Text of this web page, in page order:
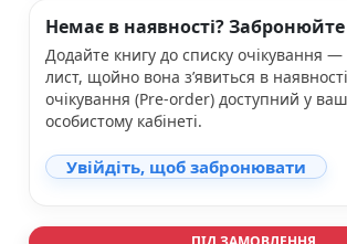
Фантастика та фентезі
Жахи та трилери
Саморозвиток, мотивація,
Бізнес Менеджмент Фінанси
Історія Наука Політологія
Батьківство та виховання
Книги про Україну
Біографічні твори
Духовна література
Немає в наявності? Забронюйте
Додайте книгу до списку очікування
лист, щойно вона з’явиться в
очікування (Pre-order) доступний у
особистому кабінеті.
Увійдіть, щоб забронювати